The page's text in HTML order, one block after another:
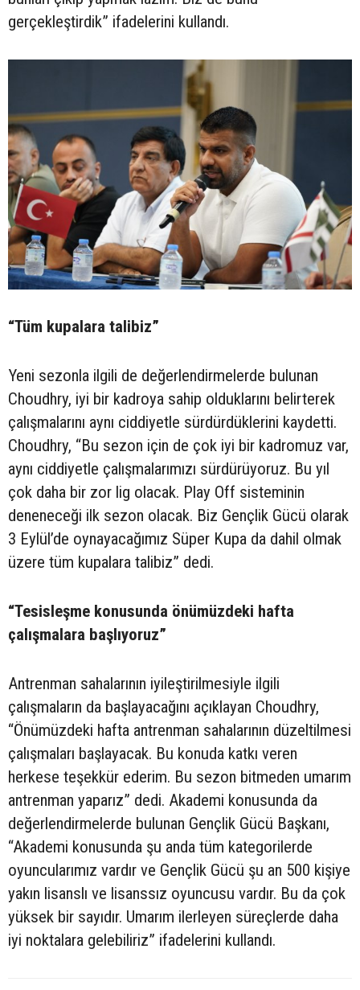
gerçekleştirdik” ifadelerini kullandı.
“Tüm kupalara talibiz”
Yeni sezonla ilgili de değerlendirmelerde bulunan
Choudhry, iyi bir kadroya sahip olduklarını belirterek
çalışmalarını aynı ciddiyetle sürdürdüklerini kaydetti.
Choudhry, “Bu sezon için de çok iyi bir kadromuz var,
aynı ciddiyetle çalışmalarımızı sürdürüyoruz. Bu yıl
çok daha bir zor lig olacak. Play Off sisteminin
deneneceği ilk sezon olacak. Biz Gençlik Gücü olarak
3 Eylül’de oynayacağımız Süper Kupa da dahil olmak
üzere tüm kupalara talibiz” dedi.
“Tesisleşme konusunda önümüzdeki hafta
çalışmalara başlıyoruz”
Antrenman sahalarının iyileştirilmesiyle ilgili
çalışmaların da başlayacağını açıklayan Choudhry,
“Önümüzdeki hafta antrenman sahalarının düzeltilmesi
çalışmaları başlayacak. Bu konuda katkı veren
herkese teşekkür ederim. Bu sezon bitmeden umarım
antrenman yaparız” dedi. Akademi konusunda da
değerlendirmelerde bulunan Gençlik Gücü Başkanı,
“Akademi konusunda şu anda tüm kategorilerde
oyuncularımız vardır ve Gençlik Gücü şu an 500 kişiye
yakın lisanslı ve lisanssız oyuncusu vardır. Bu da çok
yüksek bir sayıdır. Umarım ilerleyen süreçlerde daha
iyi noktalara gelebiliriz” ifadelerini kullandı.